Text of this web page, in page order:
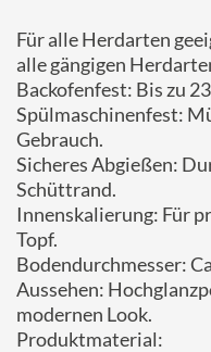
Für alle Herdarten
alle gängigen
Backofenfest: Bis zu
Spülmaschinenfest:
Gebrauch.
Sicheres Abgießen:
Schüttrand.
Innenskalierung: Für
Topf.
Bodendurchmesser:
Aussehen:
modernen Look.
Produktmaterial: